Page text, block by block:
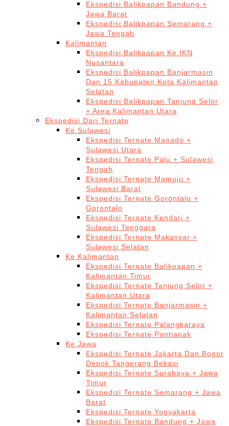
Ekspedisi Balikpapan Bandung +
Jawa Barat
Ekspedisi Balikpapan Semarang +
Jawa Tengah
Kalimantan
Ekspedisi Balikpapan Ke IKN
Nusantara
Ekspedisi Balikpapan Banjarmasin
Dan 15 Kabupaten Kota Kalimantan
Selatan
Ekspedisi Balikpapan Tanjung Selor
+ Area Kalimantan Utara
Ekspedisi Dari Ternate
Ke Sulawesi
Ekspedisi Ternate Manado +
Sulawesi Utara
Ekspedisi Ternate Palu + Sulawesi
Tengah
Ekspedisi Ternate Mamuju +
Sulawesi Barat
Ekspedisi Ternate Gorontalo +
Gorontalo
Ekspedisi Ternate Kendari +
Sulawesi Tenggara
Ekspedisi Ternate Makassar +
Sulawesi Selatan
Ke Kalimantan
Ekspedisi Ternate Balikpapan +
Kalimantan Timur
Ekspedisi Ternate Tanjung Selor +
Kalimantan Utara
Ekspedisi Ternate Banjarmasin +
Kalimantan Selatan
Ekspedisi Ternate Palangkaraya
Ekspedisi Ternate Pontianak
Ke Jawa
Ekspedisi Ternate Jakarta Dan Bogor
Depok Tangerang Bekasi
Ekspedisi Ternate Surabaya + Jawa
Timur
Ekspedisi Ternate Semarang + Jawa
Barat
Ekspedisi Ternate Yogyakarta
Ekspedisi Ternate Bandung + Jawa